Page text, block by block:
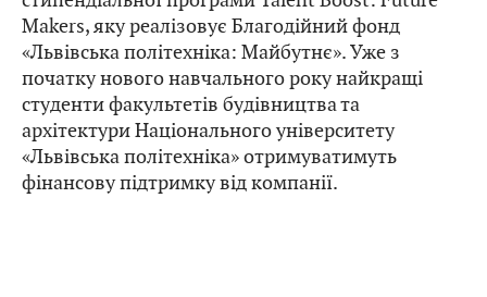
Makers, яку реалізовує Благодійний фонд
«Львівська політехніка: Майбутнє». Уже з
початку нового навчального року найкращі
студенти факультетів будівництва та
архітектури Національного університету
«Львівська політехніка» отримуватимуть
фінансову підтримку від компанії.